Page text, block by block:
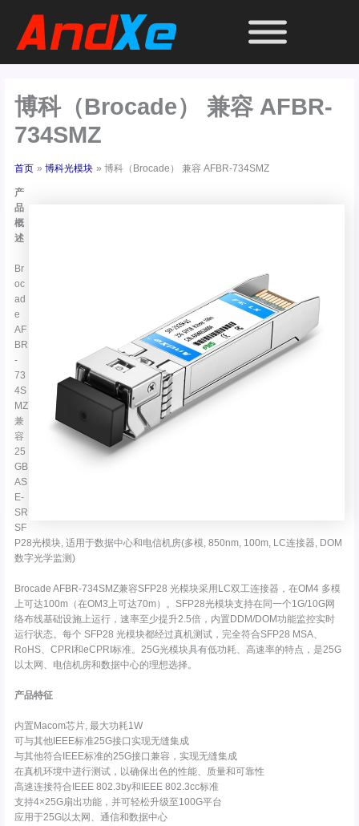
博科（Brocade） 兼容 AFBR-
734SMZ
首页 博科光模块 博科（Brocade） 兼容 AFBR-734SMZ
产
品
概
述
Br
oc
ad
e
AF
BR
-
73
4S
MZ
兼
容
25
GB
AS
E-
SR
SF
P28光模块, 适用于数据中心和电信机房(多模, 850nm, 100m, LC连接器, DOM
数字光学监测)
Brocade AFBR-734SMZ兼容SFP28 光模块采用LC双工连接器，在OM4 多模
上可达100m（在OM3上可达70m）。SFP28光模块支持在同一个1G/10G网
络布线基础设施上运行，速率至少提升2.5倍，内置DDM/DOM功能监控实时
运行状态。每个 SFP28 光模块都经过真机测试，完全符合SFP28 MSA、
RoHS、CPRI和eCPRI标准。25G光模块具有低功耗、高速率的特点，是25G
以太网、电信机房和数据中心的理想选择。
产品特征
内置Macom芯片, 最大功耗1W
可与其他IEEE标准25G接口实现无缝集成
与其他符合IEEE标准的25G接口兼容，实现无缝集成
在真机环境中进行测试，以确保出色的性能、质量和可靠性
高速连接符合IEEE 802.3by和IEEE 802.3cc标准
支持4×25G扇出功能，并可轻松升级至100G平台
应用于25G以太网、通信和数据中心